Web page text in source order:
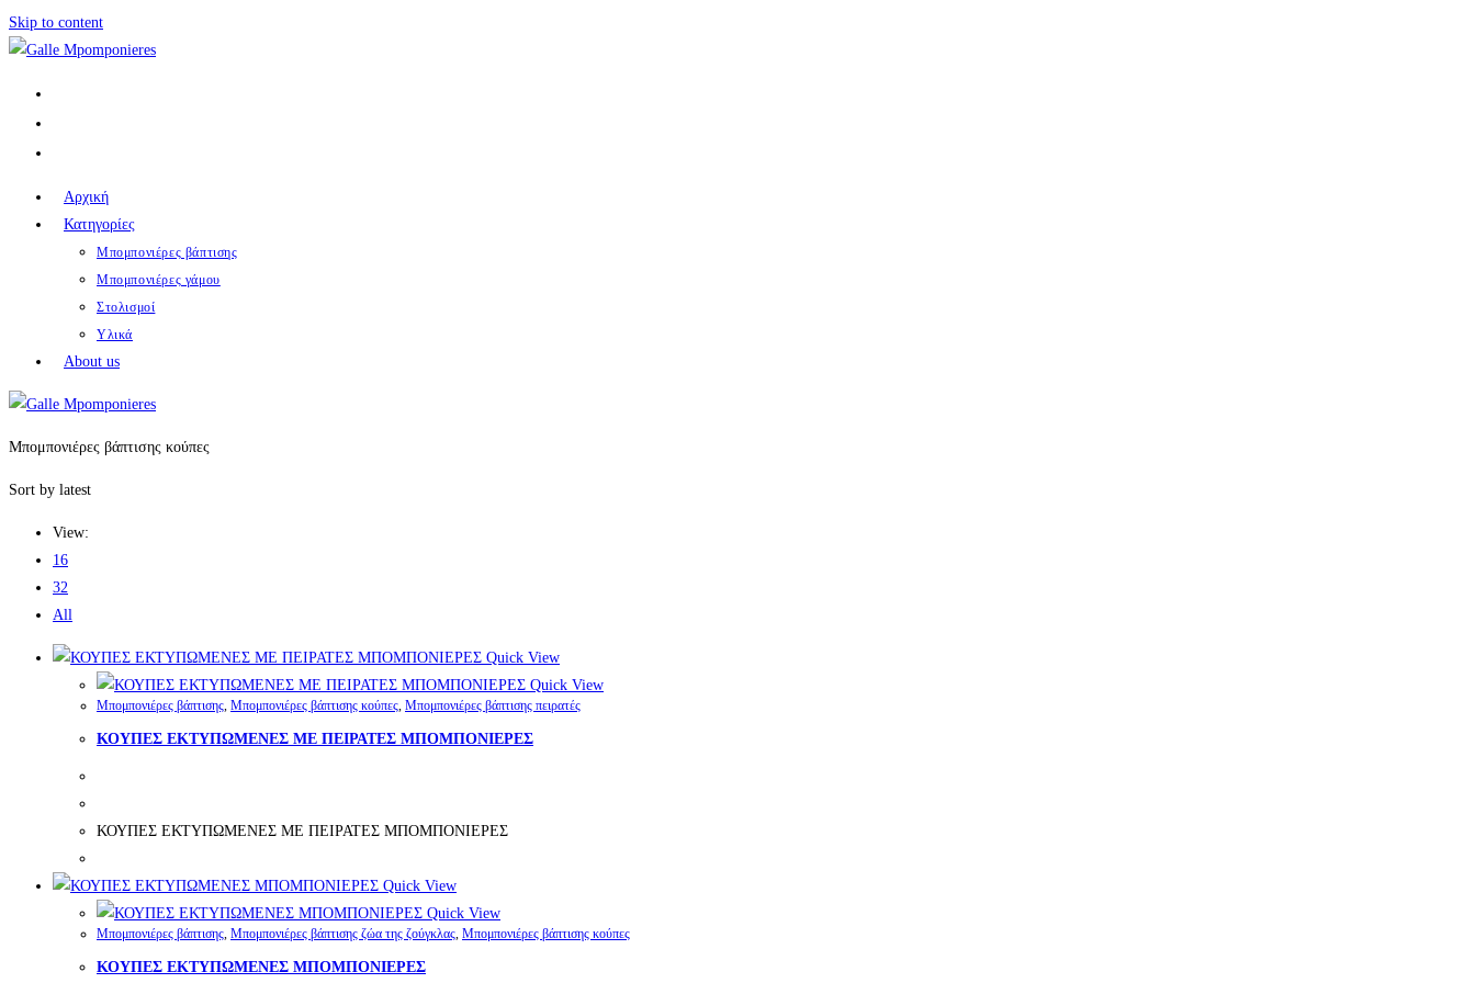
Skip to content
Αρχική
Κατηγορίες
Μπομπονιέρες βάπτισης
Μπομπονιέρες γάμου
Στολισμοί
Υλικά
About us
Μπομπονιέρες βάπτισης κούπες
Sort by latest
View:
16
32
All
Quick View
Quick View
Μπομπονιέρες βάπτισης, Μπομπονιέρες βάπτισης κούπες, Μπομπονιέρες βάπτισης πειρατές
ΚΟΥΠΕΣ ΕΚΤΥΠΩΜΕΝΕΣ ΜΕ ΠΕΙΡΑΤΕΣ ΜΠΟΜΠΟΝΙΕΡΕΣ
ΚΟΥΠΕΣ ΕΚΤΥΠΩΜΕΝΕΣ ΜΕ ΠΕΙΡΑΤΕΣ ΜΠΟΜΠΟΝΙΕΡΕΣ
Quick View
Quick View
Μπομπονιέρες βάπτισης, Μπομπονιέρες βάπτισης ζώα της ζούγκλας, Μπομπονιέρες βάπτισης κούπες
ΚΟΥΠΕΣ ΕΚΤΥΠΩΜΕΝΕΣ ΜΠΟΜΠΟΝΙΕΡΕΣ